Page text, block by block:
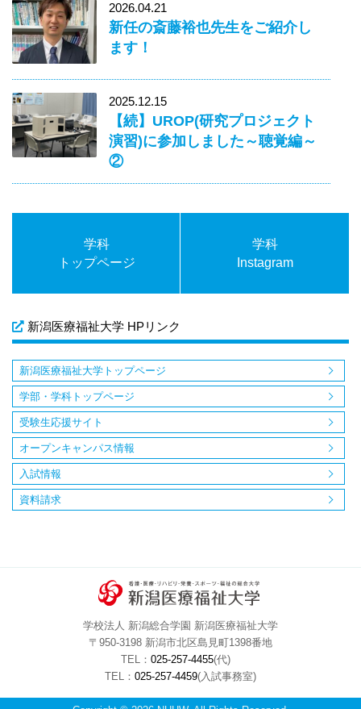
2026.04.21
新任の斎藤裕也先生をご紹介し
ます！
2025.12.15
【続】UROP(研究プロジェクト
演習)に参加しました～聴覚編～
②
学科
トップページ
学科
Instagram
新潟医療福祉大学 HPリンク
新潟医療福祉大学トップページ
学部・学科トップページ
受験生応援サイト
オープンキャンパス情報
入試情報
資料請求
学校法人 新潟総合学園 新潟医療福祉大学
〒950-3198 新潟市北区島見町1398番地
TEL： 025-257-4455(代)
TEL： 025-257-4459(入試事務室)